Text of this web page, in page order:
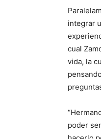
integrar
cual
vida, la
poder